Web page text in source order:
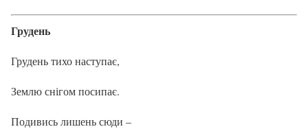
Грудень
Грудень тихо наступає,
Землю снігом посипає.
Подивись лишень сюди –